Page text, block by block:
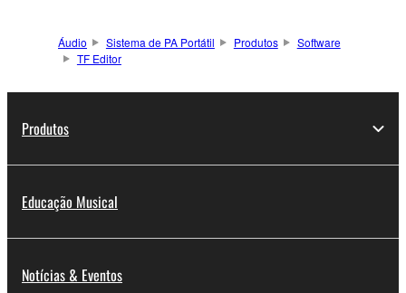
Áudio Sistema de PA Portátil Produtos
Software
TF Editor
Produtos
Educação Musical
Notícias & Eventos